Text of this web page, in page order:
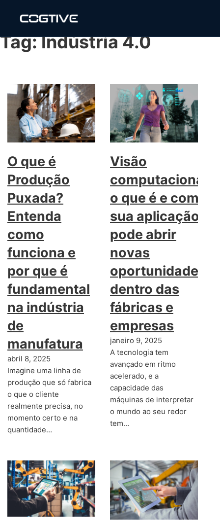
Tag:Indústria 4.0
O que é
Produção
Puxada?
Entenda
como
funciona e
por que é
fundamental
na indústria
de
manufatura
abril 8, 2025
Imagine uma linha de
produção que só fabrica
o que o cliente
realmente precisa, no
momento certo e na
quantidade…
Visão
computacional:
o que é e como
sua aplicação
pode abrir
novas
oportunidades
dentro das
fábricas e
empresas
janeiro 9, 2025
A tecnologia tem
avançado em ritmo
acelerado, e a
capacidade das
máquinas de interpretar
o mundo ao seu redor
tem…